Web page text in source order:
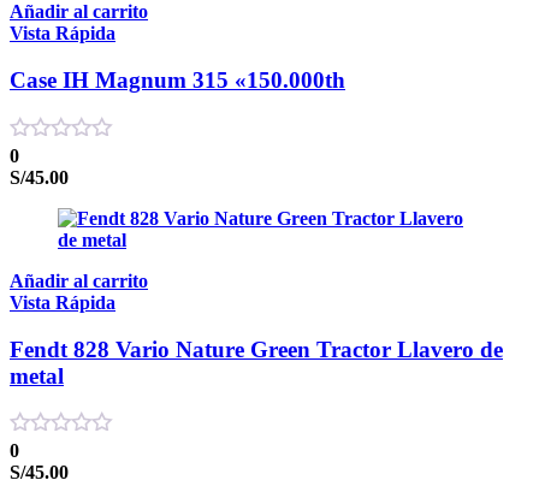
Añadir al carrito
Vista Rápida
Case IH Magnum 315 «150.000th
0
S/45.00
Añadir al carrito
Vista Rápida
Fendt 828 Vario Nature Green Tractor Llavero de
metal
0
S/45.00